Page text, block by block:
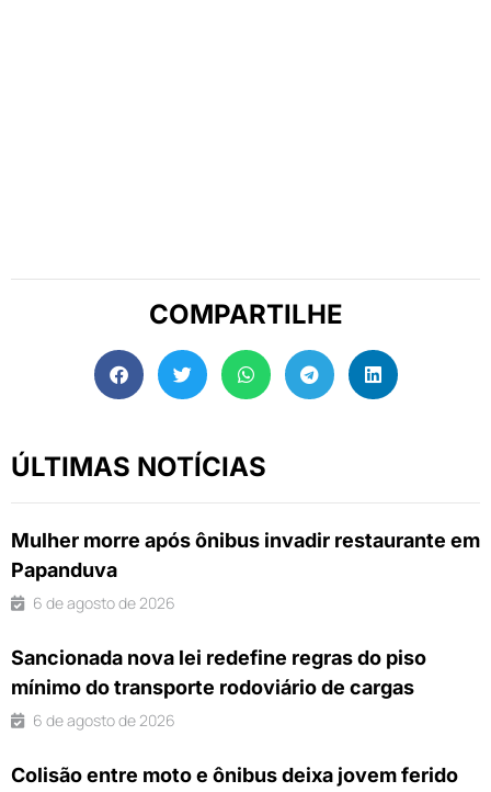
COMPARTILHE
ÚLTIMAS NOTÍCIAS
Mulher morre após ônibus invadir restaurante em
Papanduva
6 de agosto de 2026
Sancionada nova lei redefine regras do piso
mínimo do transporte rodoviário de cargas
6 de agosto de 2026
Colisão entre moto e ônibus deixa jovem ferido